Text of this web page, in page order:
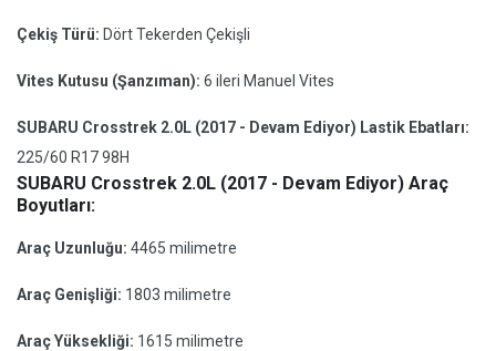
Çekiş Türü: Dört Tekerden Çekişli
Vites Kutusu (Şanzıman): 6 ileri Manuel Vites
SUBARU Crosstrek 2.0L (2017 - Devam Ediyor) Lastik Ebatları:
225/60 R17 98H
SUBARU Crosstrek 2.0L (2017 - Devam Ediyor) Araç
Boyutları:
Araç Uzunluğu: 4465 milimetre
Araç Genişliği: 1803 milimetre
Araç Yüksekliği: 1615 milimetre